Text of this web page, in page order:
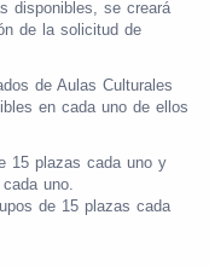
disponibles, se creará
de la solicitud de
de Aulas Culturales
en cada uno de ellos
15 plazas cada uno y
uno.
de 15 plazas cada